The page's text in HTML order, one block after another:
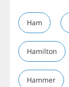
Ham
Hamilton
Hammer